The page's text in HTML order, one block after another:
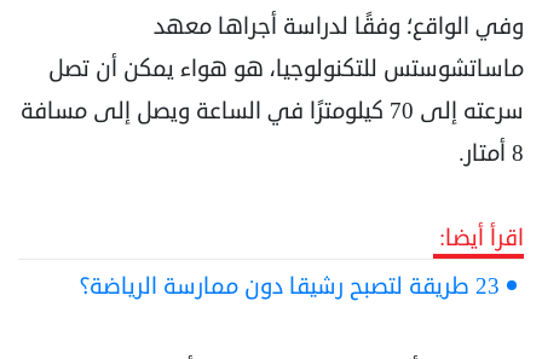
وفي الواقع؛ وفقًا لدراسة أجراها معهد
ماساتشوستس للتكنولوجيا، هو هواء يمكن أن تصل
سرعته إلى 70 كيلومترًا في الساعة ويصل إلى مسافة
8 أمتار.
اقرأ أيضا:
23 طريقة لتصبح رشيقا دون ممارسة الرياضة؟